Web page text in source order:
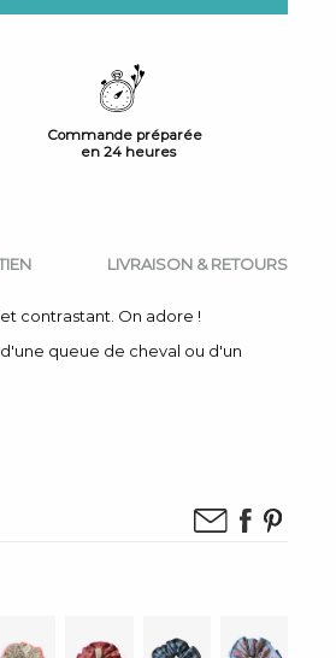
Commande préparée
en 24 heures
LIVRAISON & RETOURS
contrastant. On adore !
queue de cheval ou d'un